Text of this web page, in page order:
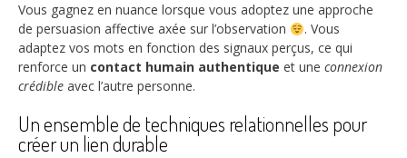
Vous gagnez en nuance lorsque vous adoptez une approche
de persuasion affective axée sur l’observation
. Vous
adaptez vos mots en fonction des signaux perçus, ce qui
renforce un contact humain authentique et une connexion
crédible avec l’autre personne.
Un ensemble de techniques relationnelles pour
créer un lien durable